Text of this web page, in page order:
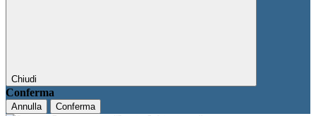
Chiudi
Conferma
Annulla Conferma